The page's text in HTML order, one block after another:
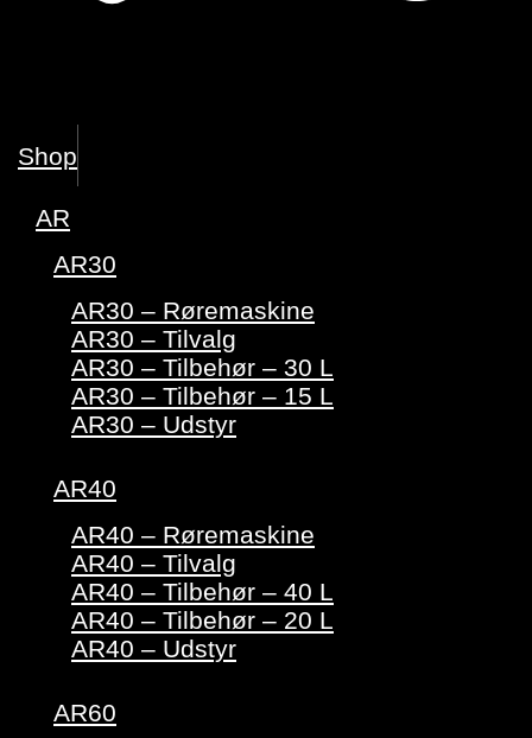
Shop
AR
AR30
AR30 – Røremaskine
AR30 – Tilvalg
AR30 – Tilbehør – 30 L
AR30 – Tilbehør – 15 L
AR30 – Udstyr
AR40
AR40 – Røremaskine
AR40 – Tilvalg
AR40 – Tilbehør – 40 L
AR40 – Tilbehør – 20 L
AR40 – Udstyr
AR60